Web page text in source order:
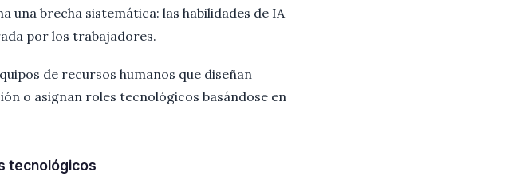
una brecha sistemática: las habilidades de IA
por los trabajadores.
de recursos humanos que diseñan
o asignan roles tecnológicos basándose en
tecnológicos